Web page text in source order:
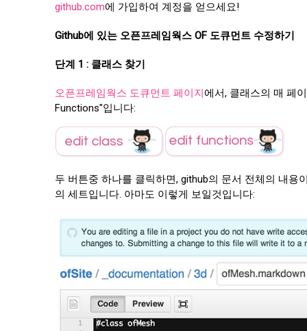
github.com에 가입하여 계정을 얻으세요!
Github에 있는 오픈프레임웍스 OF 도큐먼트 수정하기
단계 1 : 클래스 찾기
오픈프레임웍스 도큐먼트 페이지에서, 클래스의 매 페
Functions"입니다:
두 버튼중 하나를 클릭하면, github의 문서 전체의 내
의 세트입니다. 아마도 이렇게 보일것입니다: